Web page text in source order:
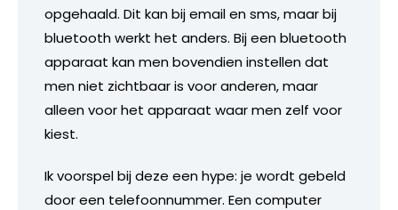
opgehaald. Dit kan bij email en sms, maar bij
bluetooth werkt het anders. Bij een bluetooth
apparaat kan men bovendien instellen dat
men niet zichtbaar is voor anderen, maar
alleen voor het apparaat waar men zelf voor
kiest.
Ik voorspel bij deze een hype: je wordt gebeld
door een telefoonnummer. Een computer